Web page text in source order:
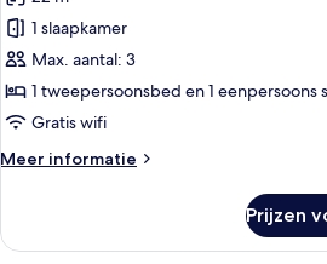
Premium
tweepersoonskamer,
1
tweepersoonsbed
met
slaapbank,
balkon
1 slaapkamer
Max. aantal: 3
1 tweepersoonsbed en 1 eenpersoons
Gratis wifi
Meer informatie
Meer
tweepersoonskamer,
Prijzen